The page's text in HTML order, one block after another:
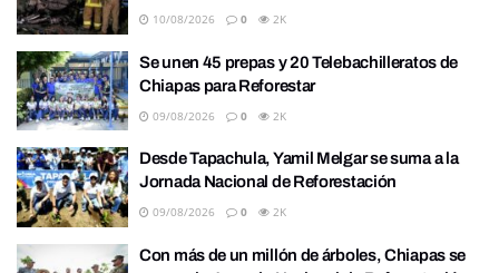
10/08/2026 0 2K
Se unen 45 prepas y 20 Telebachilleratos de
Chiapas para Reforestar
09/08/2026 0 2K
Desde Tapachula, Yamil Melgar se suma a la
Jornada Nacional de Reforestación
09/08/2026 0 2K
Con más de un millón de árboles, Chiapas se